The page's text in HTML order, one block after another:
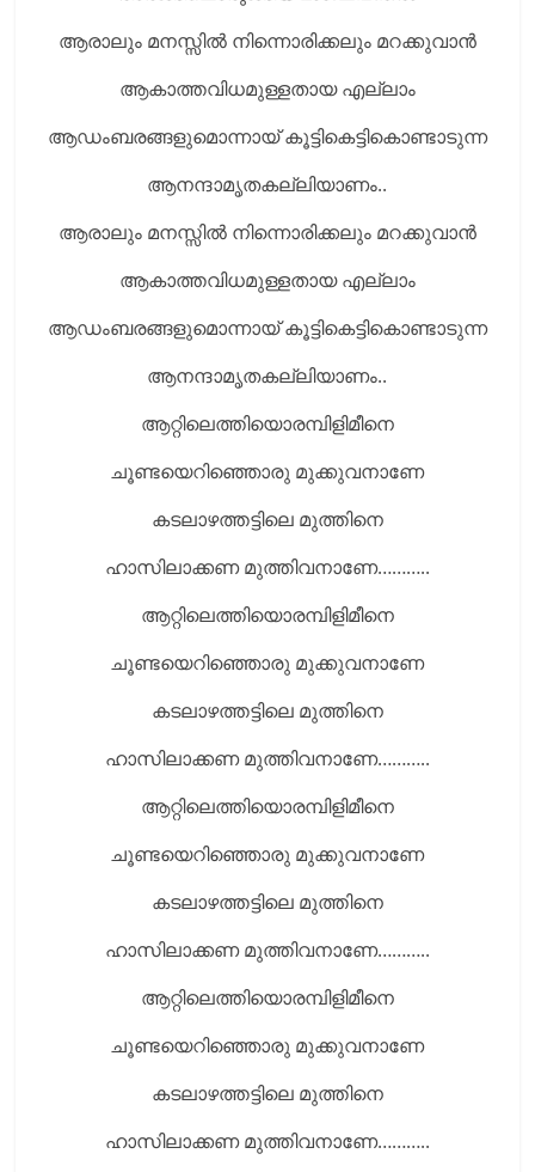
ആരാലും മനസ്സില്‍ നിന്നൊരിക്കലും മറക്കുവാന്‍
ആകാത്തവിധമുള്ളതായ എല്ലാം
ആഡംബരങ്ങളുമൊന്നായ് കൂട്ടികെട്ടികൊണ്ടാടുന്ന
ആനന്ദാമൃതകല്ലിയാണം..
ആരാലും മനസ്സില്‍ നിന്നൊരിക്കലും മറക്കുവാന്‍
ആകാത്തവിധമുള്ളതായ എല്ലാം
ആഡംബരങ്ങളുമൊന്നായ് കൂട്ടികെട്ടികൊണ്ടാടുന്ന
ആനന്ദാമൃതകല്ലിയാണം..
ആറ്റിലെത്തിയൊരമ്പിളിമീനെ
ചൂണ്ടയെറിഞ്ഞൊരു മുക്കുവനാണേ
കടലാഴത്തട്ടിലെ മുത്തിനെ
ഹാസിലാക്കണ മുത്തിവനാണേ………..
ആറ്റിലെത്തിയൊരമ്പിളിമീനെ
ചൂണ്ടയെറിഞ്ഞൊരു മുക്കുവനാണേ
കടലാഴത്തട്ടിലെ മുത്തിനെ
ഹാസിലാക്കണ മുത്തിവനാണേ………..
ആറ്റിലെത്തിയൊരമ്പിളിമീനെ
ചൂണ്ടയെറിഞ്ഞൊരു മുക്കുവനാണേ
കടലാഴത്തട്ടിലെ മുത്തിനെ
ഹാസിലാക്കണ മുത്തിവനാണേ………..
ആറ്റിലെത്തിയൊരമ്പിളിമീനെ
ചൂണ്ടയെറിഞ്ഞൊരു മുക്കുവനാണേ
കടലാഴത്തട്ടിലെ മുത്തിനെ
ഹാസിലാക്കണ മുത്തിവനാണേ………..